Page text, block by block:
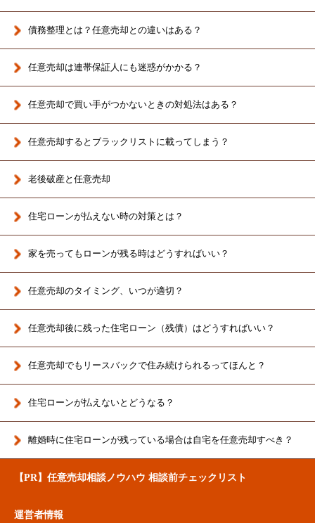
債務整理とは？任意売却との違いはある？
任意売却は連帯保証人にも迷惑がかかる？
任意売却で買い手がつかないときの対処法はある？
任意売却するとブラックリストに載ってしまう？
老後破産と任意売却
住宅ローンが払えない時の対策とは？
家を売ってもローンが残る時はどうすればいい？
任意売却のタイミング、いつが適切？
任意売却後に残った住宅ローン（残債）はどうすればいい？
任意売却でもリースバックで住み続けられるってほんと？
住宅ローンが払えないとどうなる？
離婚時に住宅ローンが残っている場合は自宅を任意売却すべき？
【PR】任意売却相談ノウハウ 相談前チェックリスト
運営者情報